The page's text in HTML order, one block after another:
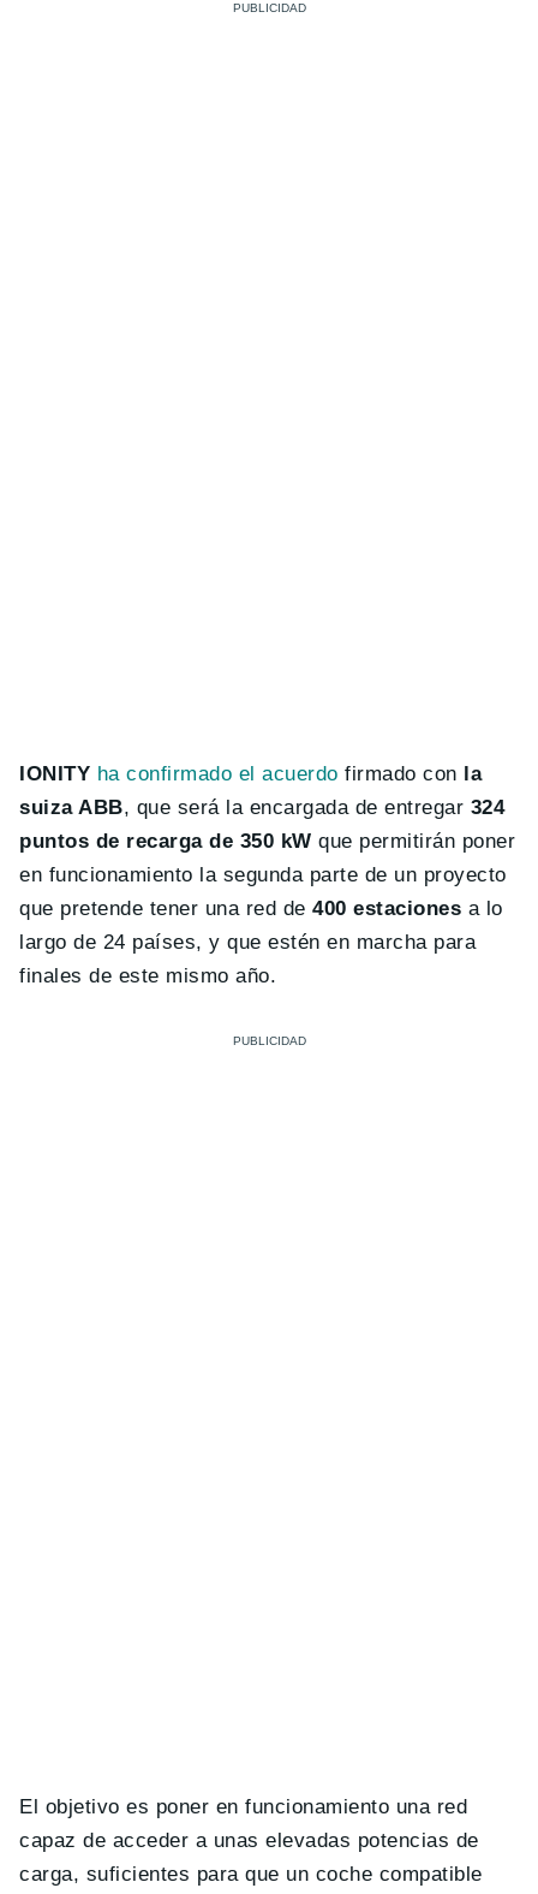
IONITY ha confirmado el acuerdo firmado con la
suiza ABB, que será la encargada de entregar 324
puntos de recarga de 350 kW que permitirán poner
en funcionamiento la segunda parte de un proyecto
que pretende tener una red de 400 estaciones a lo
largo de 24 países, y que estén en marcha para
finales de este mismo año.
El objetivo es poner en funcionamiento una red
capaz de acceder a unas elevadas potencias de
carga, suficientes para que un coche compatible